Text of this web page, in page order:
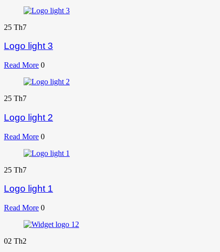
25 Th7
Logo light 3
Read More 0
25 Th7
Logo light 2
Read More 0
25 Th7
Logo light 1
Read More 0
02 Th2